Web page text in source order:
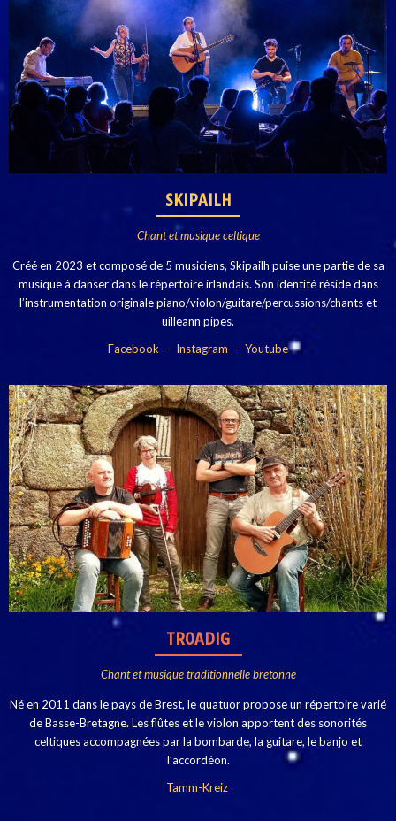
SKIPAILH
Chant et musique celtique
Créé en 2023 et composé de 5 musiciens, Skipailh puise une partie de sa
musique à danser dans le répertoire irlandais. Son identité réside dans
l’instrumentation originale piano/violon/guitare/percussions/chants et
uilleann pipes.
Facebook – Instagram – Youtube
TROADIG
Chant et musique traditionnelle bretonne
Né en 2011 dans le pays de Brest, le quatuor propose un répertoire varié
de Basse-Bretagne. Les flûtes et le violon apportent des sonorités
celtiques accompagnées par la bombarde, la guitare, le banjo et
l’accordéon.
Tamm-Kreiz